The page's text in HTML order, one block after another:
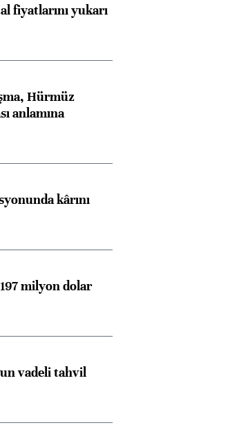
fiyatlarını yukarı
Hürmüz
anlamına
kârını
milyon dolar
vadeli tahvil